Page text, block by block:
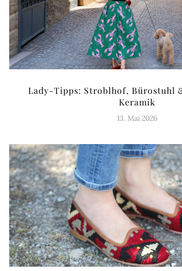
Lady-Tipps: Stroblhof, Bürostuhl
Keramik
13. Mai 2026